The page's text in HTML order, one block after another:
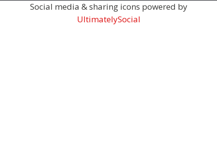
Social media & sharing icons powered by
UltimatelySocial